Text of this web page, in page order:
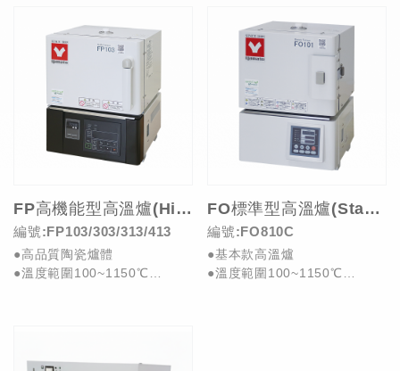
FP高機能型高溫爐(High Performance Muffle Furnace)
編號:FP103/303/313/413
●高品質陶瓷爐體
●溫度範圍100~1150℃
FO標準型高溫爐(Standard Muffle Furnace)
編號:FO810C
●基本款高溫爐
●溫度範圍100~1150℃